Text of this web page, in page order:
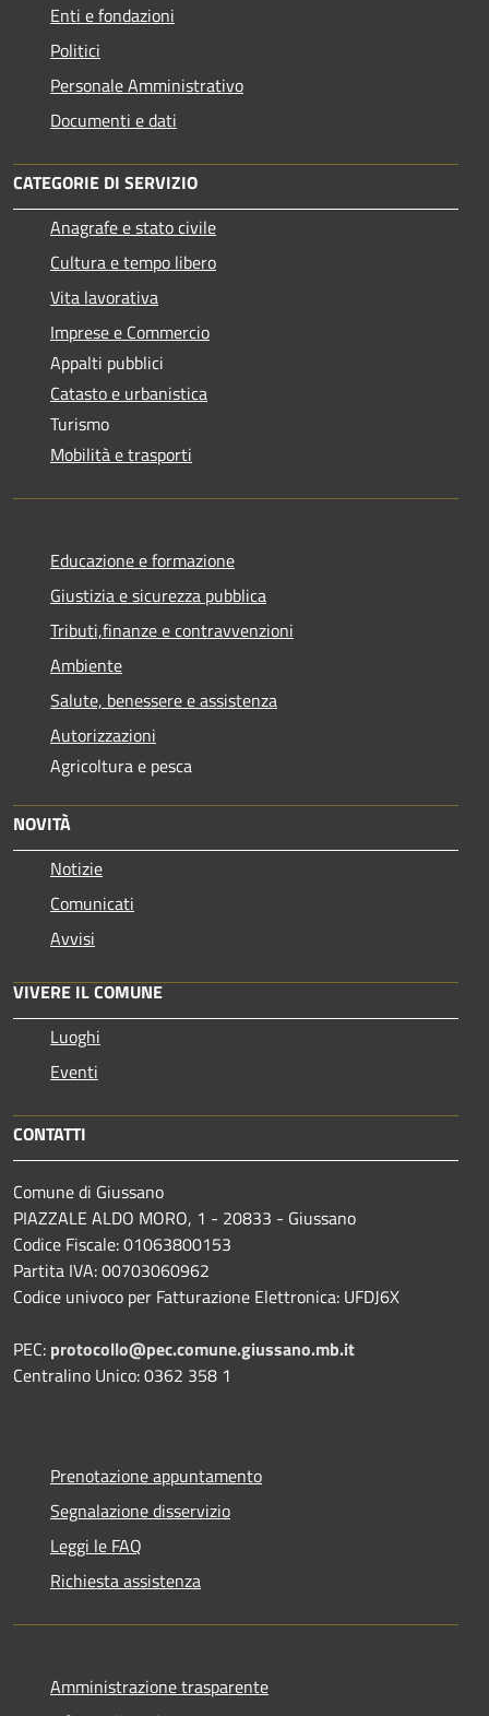
Enti e fondazioni
Politici
Personale Amministrativo
Documenti e dati
CATEGORIE DI SERVIZIO
Anagrafe e stato civile
Cultura e tempo libero
Vita lavorativa
Imprese e Commercio
Appalti pubblici
Catasto e urbanistica
Turismo
Mobilità e trasporti
Educazione e formazione
Giustizia e sicurezza pubblica
Tributi,finanze e contravvenzioni
Ambiente
Salute, benessere e assistenza
Autorizzazioni
Agricoltura e pesca
NOVITÀ
Notizie
Comunicati
Avvisi
VIVERE IL COMUNE
Luoghi
Eventi
CONTATTI
Comune di Giussano
PIAZZALE ALDO MORO, 1 - 20833 - Giussano
Codice Fiscale: 01063800153
Partita IVA: 00703060962
Codice univoco per Fatturazione Elettronica: UFDJ6X
PEC: protocollo@pec.comune.giussano.mb.it
Centralino Unico: 0362 358 1
Prenotazione appuntamento
Segnalazione disservizio
Leggi le FAQ
Richiesta assistenza
Amministrazione trasparente